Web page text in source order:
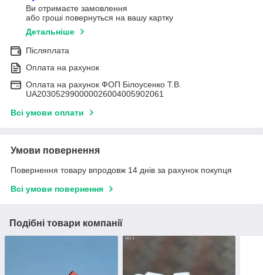
Ви отримаєте замовлення
або гроші повернуться на вашу картку
Детальніше
Післяплата
Оплата на рахунок
Оплата на рахунок ФОП Білоусенко Т.В.
UA203052990000026004005902061
Всі умови оплати
Умови повернення
Повернення товару впродовж 14 днів за рахунок покупця
Всі умови повернення
Подібні товари компанії